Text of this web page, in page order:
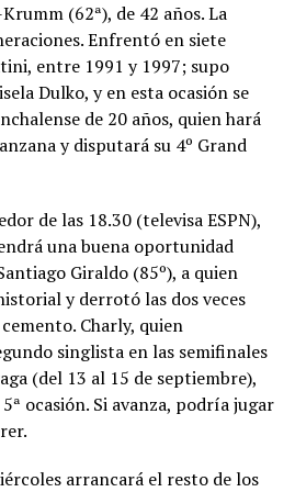
(62ª), de 42 años. La
Enfrentó en siete
entre 1991 y 1997; supo
Dulko, y en esta ocasión se
de 20 años, quien hará
y disputará su 4º Grand
de las 18.30 (televisa ESPN),
una buena oportunidad
Giraldo (85º), a quien
y derrotó las dos veces
Charly, quien
singlista en las semifinales
(del 13 al 15 de septiembre),
ocasión. Si avanza, podría jugar
arrancará el resto de los